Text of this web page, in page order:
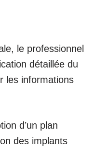
le professionnel
détaillée du
les informations
d’un plan
des implants